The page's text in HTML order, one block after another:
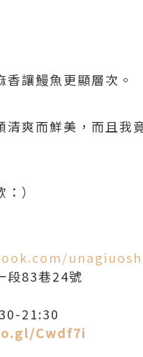
讓鰻魚更顯層次。
清爽而鮮美，而且
）
段83巷24號
21:30
Cwdf7i